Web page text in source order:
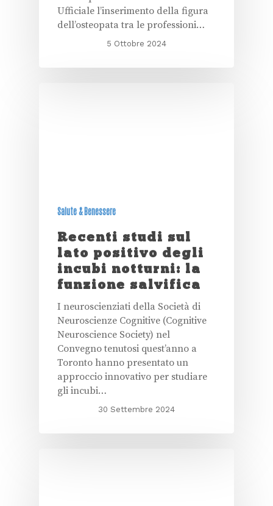
Ufficiale l’inserimento della figura
dell’osteopata tra le professioni…
5 Ottobre 2024
Salute & Benessere
Recenti studi sul
lato positivo degli
incubi notturni: la
funzione salvifica
I neuroscienziati della Società di
Neuroscienze Cognitive (Cognitive
Neuroscience Society) nel
Convegno tenutosi quest’anno a
Toronto hanno presentato un
approccio innovativo per studiare
gli incubi…
30 Settembre 2024